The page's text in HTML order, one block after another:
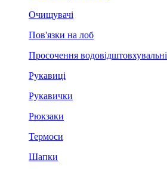
Очищувачі
Пов'язки на лоб
Просочення водовідштовхувальні
Рукавиці
Рукавички
Рюкзаки
Термоси
Шапки